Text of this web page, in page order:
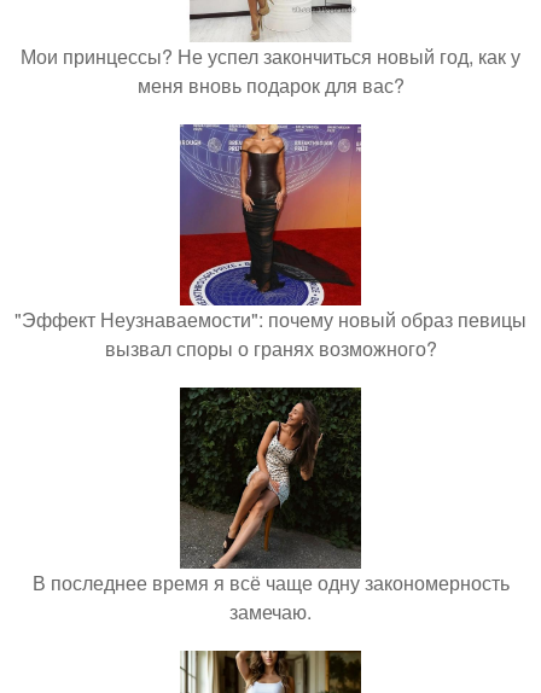
Мои принцессы? Не успел закончиться новый год, как у
меня вновь подарок для вас?
"Эффект Неузнаваемости": почему новый образ певицы
вызвал споры о гранях возможного?
В последнее время я всё чаще одну закономерность
замечаю.